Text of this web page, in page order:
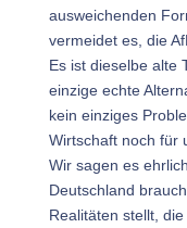
ausweichenden
vermeidet es, die
Es ist dieselbe alte
einzige echte
kein einziges
Wirtschaft noch für
Wir sagen es
Deutschland
Realitäten stellt,